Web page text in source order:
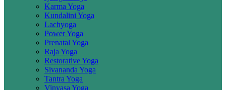
Karma Yoga
Kundalini Yoga
Lachyoga
Power Yoga
Prenatal Yoga
Raja Yoga
Restorative Yoga
Sivananda Yoga
Tantra Yoga
Vinyasa Yoga